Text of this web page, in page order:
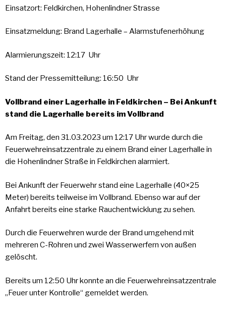
Einsatzort: Feldkirchen, Hohenlindner Strasse
Einsatzmeldung: Brand Lagerhalle – Alarmstufenerhöhung
Alarmierungszeit: 12:17 Uhr
Stand der Pressemitteilung: 16:50 Uhr
Vollbrand einer Lagerhalle in Feldkirchen – Bei Ankunft
stand die Lagerhalle bereits im Vollbrand
Am Freitag, den 31.03.2023 um 12:17 Uhr wurde durch die
Feuerwehreinsatzzentrale zu einem Brand einer Lagerhalle in
die Hohenlindner Straße in Feldkirchen alarmiert.
Bei Ankunft der Feuerwehr stand eine Lagerhalle (40×25
Meter) bereits teilweise im Vollbrand. Ebenso war auf der
Anfahrt bereits eine starke Rauchentwicklung zu sehen.
Durch die Feuerwehren wurde der Brand umgehend mit
mehreren C-Rohren und zwei Wasserwerfern von außen
gelöscht.
Bereits um 12:50 Uhr konnte an die Feuerwehreinsatzzentrale
„Feuer unter Kontrolle“ gemeldet werden.